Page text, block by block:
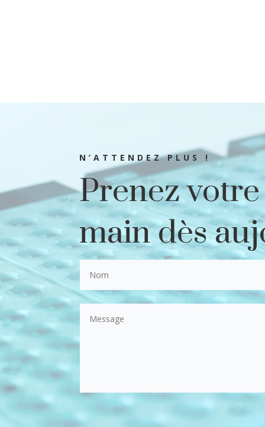
N’ATTENDEZ PLUS !
Prenez
main dès